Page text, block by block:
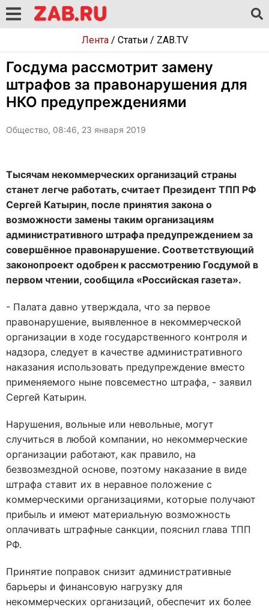
Лента/ Статьи/ ZAB.TV
Госдума рассмотрит замену
штрафов за правонарушения для
НКО предупреждениями
Общество, 08:46, 23 января 2019
Тысячам некоммерческих организаций страны
станет легче работать, считает Президент ТПП РФ
Сергей Катырин, после принятия закона о
возможности замены таким организациям
административного штрафа предупреждением за
совершённое правонарушение. Соответствующий
законопроект одобрен к рассмотрению Госдумой в
первом чтении, сообщила «Российская газета».
- Палата давно утверждала, что за первое
правонарушение, выявленное в некоммерческой
организации в ходе государственного контроля и
надзора, следует в качестве административного
наказания использовать предупреждение вместо
применяемого ныне повсеместно штрафа, - заявил
Сергей Катырин.
Нарушения, вольные или невольные, могут
случиться в любой компании, но некоммерческие
организации работают, как правило, на
безвозмездной основе, поэтому наказание в виде
штрафа ставит их в неравное положение с
коммерческими организациями, которые получают
прибыль и имеют материальную возможность
оплачивать штрафные санкции, пояснил глава ТПП
РФ.
Принятие поправок снизит административные
барьеры и финансовую нагрузку для
некоммерческих организаций, обеспечит их более